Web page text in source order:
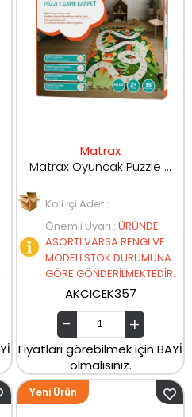
Matrax
Matrax Oyuncak Puzzle Oyun Matı Kutuda 26496
Koli İçi Adet :
Önemli Uyarı : ÜRÜNDE
ASORTİ VARSA RENGİ VE
MODELİ STOK DURUMUNA
GÖRE GÖNDERİLMEKTEDİR.
AKCICEK357
Fiyatları görebilmek için BAYİ
olmalısınız.
Yeni Ürün